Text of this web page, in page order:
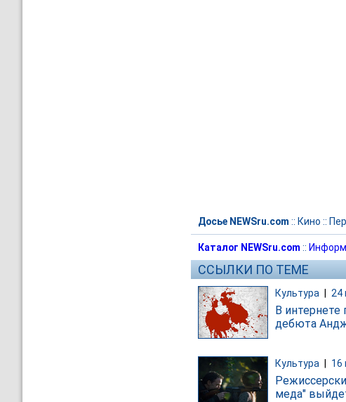
Досье NEWSru.com :: Кино ::
Каталог NEWSru.com ::
ССЫЛКИ ПО ТЕМЕ
Культура 24
В интернете
дебюта
Культура 16
меда"